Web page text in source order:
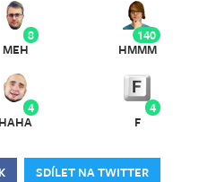
8
MEH
140
HMMM
4
HAHA
4
F
SDÍLET NA TWITTER